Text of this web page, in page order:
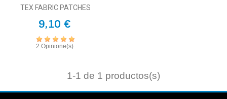
TEX FABRIC PATCHES
9,10 €
2 Opinione(s)
1-1 de 1 productos(s)